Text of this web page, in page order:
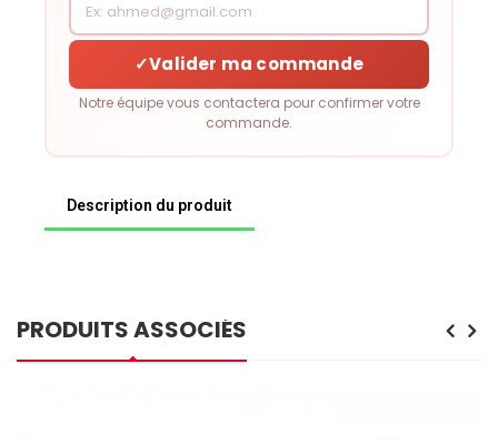
✓Valider ma commande
Notre équipe vous contactera pour confirmer votre
commande.
Description du produit
PRODUITS ASSOCIÉS